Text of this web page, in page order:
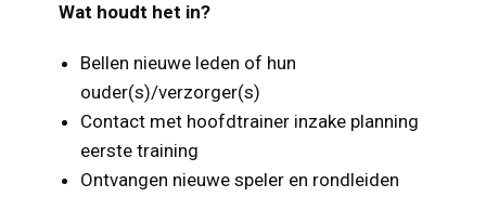
Wat houdt het in?
Bellen nieuwe leden of hun
ouder(s)/verzorger(s)
Contact met hoofdtrainer inzake planning
eerste training
Ontvangen nieuwe speler en rondleiden